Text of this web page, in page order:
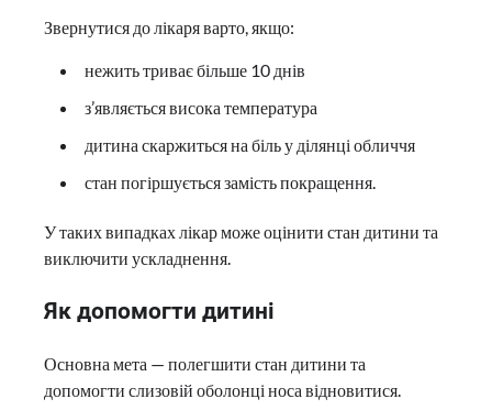
Звернутися до лікаря варто, якщо:
нежить триває більше 10 днів
з’являється висока температура
дитина скаржиться на біль у ділянці обличчя
стан погіршується замість покращення.
У таких випадках лікар може оцінити стан дитини та
виключити ускладнення.
Як допомогти дитині
Основна мета — полегшити стан дитини та
допомогти слизовій оболонці носа відновитися.